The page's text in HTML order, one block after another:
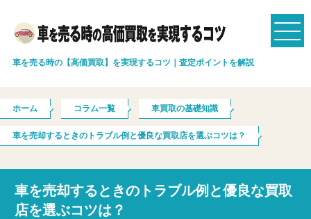
車を売る時の【高価買取】を実現するコツ｜査定ポイントを解説
ホーム コラム一覧 車買取の基礎知識
車を売却するときのトラブル例と優良な買取店を選ぶコツは？
車を売却するときのトラブル例と優良な買取
店を選ぶコツは？